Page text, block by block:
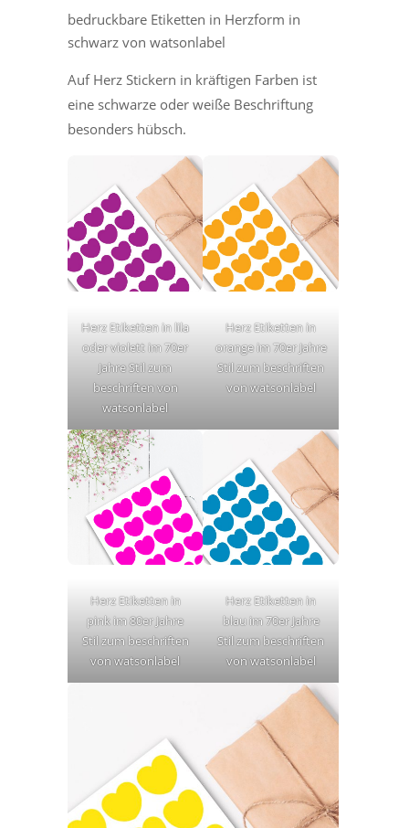
bedruckbare Etiketten in Herzform in
schwarz von watsonlabel
Auf Herz Stickern in kräftigen Farben ist
eine schwarze oder weiße Beschriftung
besonders hübsch.
Herz Etiketten in lila
oder violett im 70er
Jahre Stil zum
beschriften von
watsonlabel
Herz Etiketten in
orange im 70er Jahre
Stil zum beschriften
von watsonlabel
Herz Etiketten in
pink im 80er Jahre
Stil zum beschriften
von watsonlabel
Herz Etiketten in
blau im 70er Jahre
Stil zum beschriften
von watsonlabel